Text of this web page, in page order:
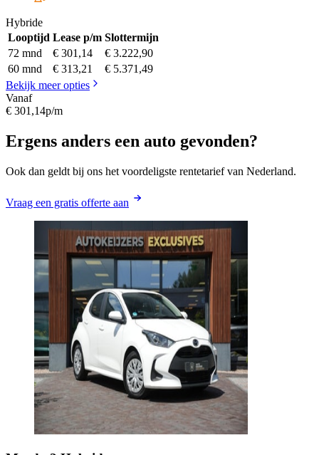
Hybride
Looptijd Lease p/m Slottermijn
72 mnd
€ 301,14
€ 3.222,90
60 mnd
€ 313,21
€ 5.371,49
Bekijk meer opties
Vanaf
€ 301,14p/m
Ergens anders een auto gevonden?
Ook dan geldt bij ons het voordeligste rentetarief van Nederland.
Vraag een gratis offerte aan